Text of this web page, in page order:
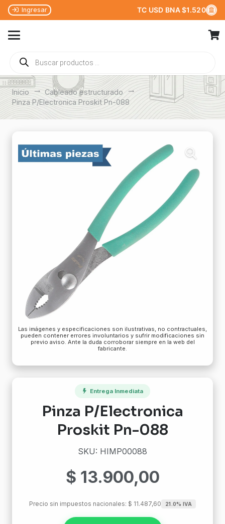
Ingresar TC USD BNA $1.520
Búsqueda
de
productos
Inicio trending_flat Cableado estructurado trending_flat
Pinza P/Electronica Proskit Pn-088
Las imágenes y especificaciones son ilustrativas, no contractuales,
pueden contener errores involuntarios y sufrir modificaciones sin
previo aviso. Ante la duda corroborar siempre en la web del
fabricante.
Entrega Inmediata
Pinza P/Electronica
Proskit Pn-088
SKU: HIMP00088
$ 13.900,00
Precio sin impuestos nacionales: $ 11.487,60 21.0% IVA